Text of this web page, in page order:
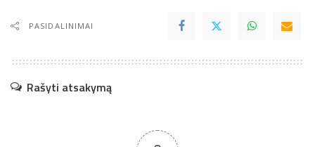
PASIDALINIMAI
Rašyti atsakymą